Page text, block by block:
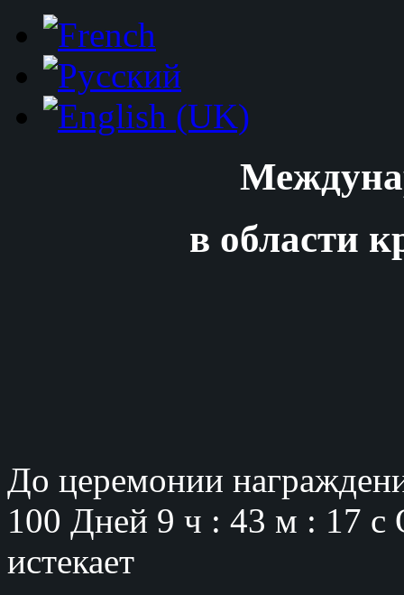
в области
До церемонии
100 Дней 9 ч : 43 м : 16 с
истекает